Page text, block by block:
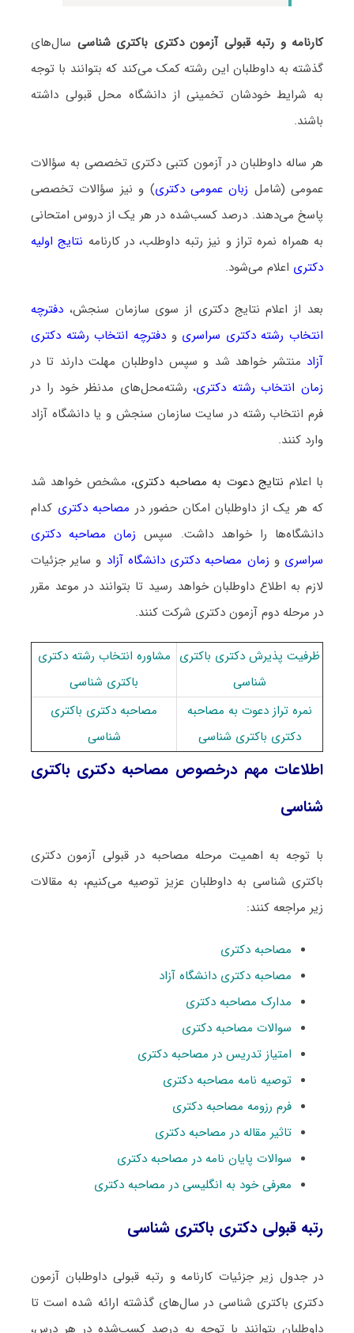
کارنامه و رتبه قبولی آزمون دکتری باکتری شناسی سال‌های
گذشته به داوطلبان این رشته کمک می‌کند که بتوانند با توجه
به شرایط خودشان تخمینی از دانشگاه محل قبولی داشته
باشند.
هر ساله داوطلبان در آزمون کتبی دکتری تخصصی به سؤالات
عمومی (شامل زبان عمومی دکتری) و نیز سؤالات تخصصی
پاسخ می‌دهند. درصد کسب‌شده در هر یک از دروس امتحانی
به همراه نمره تراز و نیز رتبه داوطلب، در کارنامه نتایج اولیه
دکتری اعلام می‌شود.
بعد از اعلام نتایج دکتری از سوی سازمان سنجش،دفترچه
انتخاب رشته دکتری سراسری ودفترچه انتخاب رشته دکتری
آزاد منتشر خواهد شد و سپس داوطلبان مهلت دارند تا در
زمان انتخاب رشته دکتری، رشته‌محل‌های مدنظر خود را در
فرم انتخاب رشته در سایت سازمان سنجش و یا دانشگاه آزاد
وارد کنند.
با اعلام نتایج دعوت به مصاحبه دکتری، مشخص خواهد شد
که هر یک از داوطلبان امکان حضور در مصاحبه دکتری کدام
دانشگاه‌ها را خواهد داشت. سپس زمان مصاحبه دکتری
سراسری و زمان مصاحبه دکتری دانشگاه آزاد و سایر جزئیات
لازم به اطلاع داوطلبان خواهد رسید تا بتوانند در موعد مقرر
در مرحله دوم آزمون دکتری شرکت کنند.
ظرفیت پذیرش دکتری باکتری
شناسی
مشاوره انتخاب رشته دکتری
باکتری شناسی
نمره تراز دعوت به مصاحبه
دکتری باکتری شناسی
مصاحبه دکتری باکتری
شناسی
اطلاعات مهم درخصوص مصاحبه دکتری باکتری
شناسی
با توجه به اهمیت مرحله مصاحبه در قبولی آزمون دکتری
باکتری شناسی به داوطلبان عزیز توصیه می‌کنیم، به مقالات
زیر مراجعه کنند:
مصاحبه دکتری
مصاحبه دکتری دانشگاه آزاد
مدارک مصاحبه دکتری
سوالات مصاحبه دکتری
امتیاز تدریس در مصاحبه دکتری
توصیه نامه مصاحبه دکتری
فرم رزومه مصاحبه دکتری
تاثیر مقاله در مصاحبه دکتری
سوالات پایان نامه در مصاحبه دکتری
معرفی خود به انگلیسی در مصاحبه دکتری
رتبه قبولی دکتری باکتری شناسی
در جدول زیر جزئیات کارنامه و رتبه قبولی داوطلبان آزمون
دکتری باکتری شناسی در سال‌های گذشته ارائه شده است تا
داوطلبان بتوانند با توجه به درصد کسب‌شده در هر درس،